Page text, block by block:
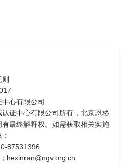
心有限公司
认证中心有限公司所有，北京恩格
最终解释权。如需获取相关实施
87531396
hexinran@ngv.org.cn